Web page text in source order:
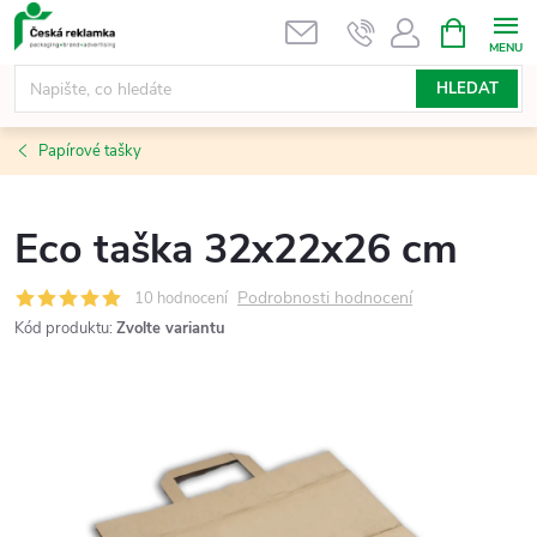
Přejít
na
obsah
HLEDAT
NÁKUPNÍ
KOŠÍK
Papírové tašky
Eco taška 32x22x26 cm
10 hodnocení Podrobnosti hodnocení
Kód produktu: Zvolte variantu